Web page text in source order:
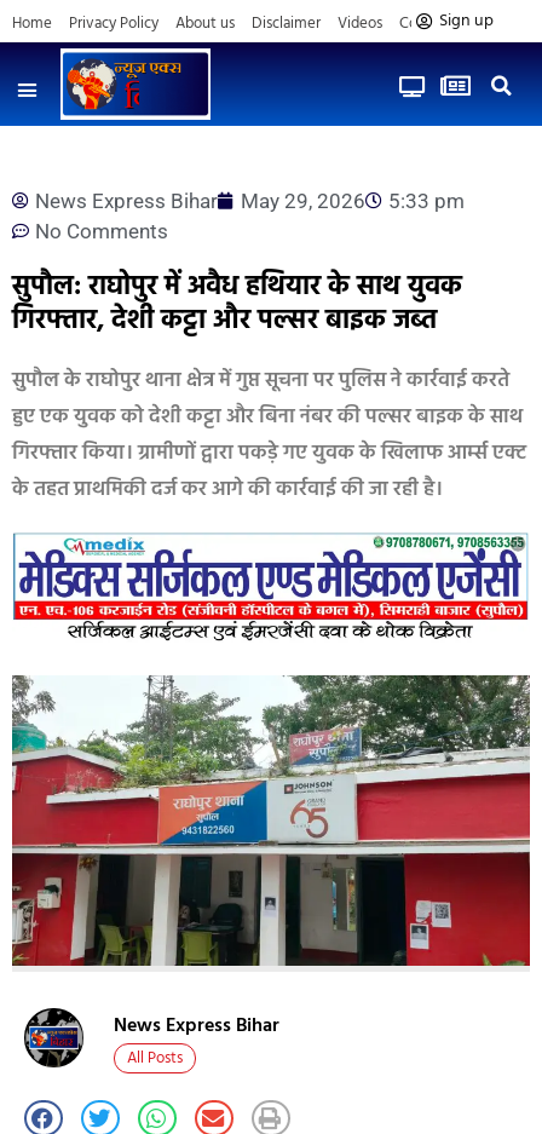
Home Privacy Policy About us Disclaimer Videos Contact us
Sign up
News Express Bihar May 29, 2026
5:33 pm
No Comments
सुपौल: राघोपुर में अवैध हथियार के साथ युवक
गिरफ्तार, देशी कट्टा और पल्सर बाइक जब्त
सुपौल के राघोपुर थाना क्षेत्र में गुप्त सूचना पर पुलिस ने कार्रवाई करते
हुए एक युवक को देशी कट्टा और बिना नंबर की पल्सर बाइक के साथ
गिरफ्तार किया। ग्रामीणों द्वारा पकड़े गए युवक के खिलाफ आर्म्स एक्ट
के तहत प्राथमिकी दर्ज कर आगे की कार्रवाई की जा रही है।
News Express Bihar
All Posts